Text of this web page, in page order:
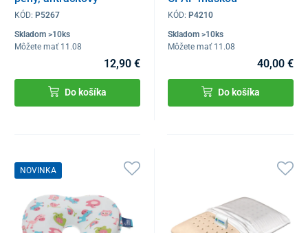
KÓD: P5267
Skladom >10ks
Môžete mať 11.08
12,90 €
Do košíka
KÓD:P4210
Skladom >10ks
Môžete mať 11.08
40,00 €
Do košíka
NOVINKA